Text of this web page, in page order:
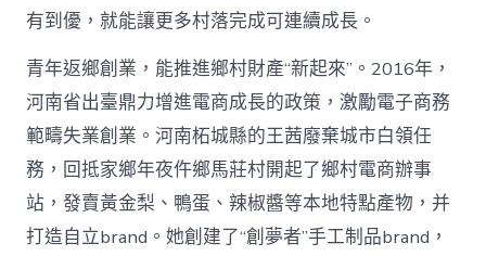
有到優，就能讓更多村落完成可連續成長。
青年返鄉創業，能推進鄉村財產“新起來”。2016年，
河南省出臺鼎力增進電商成長的政策，激勵電子商務
範疇失業創業。河南柘城縣的王茜廢棄城市白領任
務，回抵家鄉年夜仵鄉馬莊村開起了鄉村電商辦事
站，發賣黃金梨、鴨蛋、辣椒醬等本地特點產物，并
打造自立brand。她創建了“創夢者”手工制品brand，